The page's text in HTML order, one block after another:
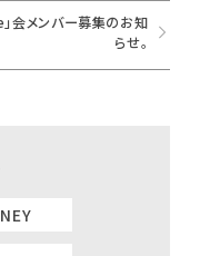
」会メンバー募集のお知
らせ。